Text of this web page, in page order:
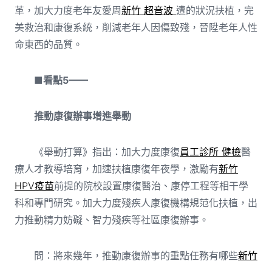
革，加大力度老年友愛周新竹 超音波 遭的狀況扶植，完
美救治和康復系統，削減老年人因傷致殘，晉陞老年人性
命東西的品質。
■看點5——
推動康復辦事增進舉動
《舉動打算》指出：加大力度康復員工診所 健檢醫
療人才教導培育，加速扶植康復年夜學，激勵有新竹
HPV疫苗前提的院校設置康復醫治、康停工程等相干學
科和專門研究。加大力度殘疾人康復機構規范化扶植，出
力推動精力妨礙、智力殘疾等社區康復辦事。
問：將來幾年，推動康復辦事的重點任務有哪些新竹